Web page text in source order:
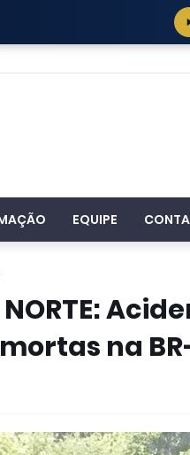
EQUIPE
NORTE:
na